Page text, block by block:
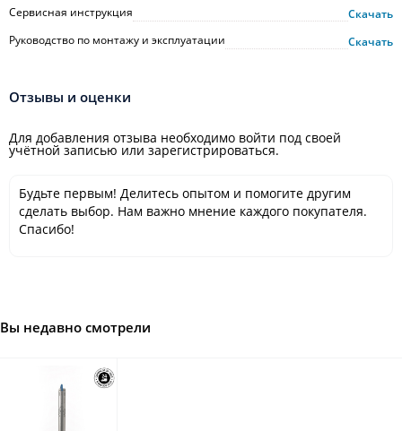
Сервисная инструкция
Скачать
Руководство по монтажу и эксплуатации
Скачать
Отзывы и оценки
Для добавления отзыва необходимо войти под своей
учётной записью или зарегистрироваться.
Будьте первым! Делитесь опытом и помогите другим
сделать выбор. Нам важно мнение каждого покупателя.
Спасибо!
Вы недавно смотрели